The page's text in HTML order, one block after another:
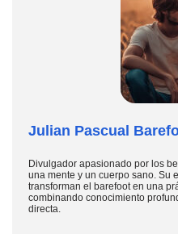
Julian Pascual
Divulgador apasionado por los
una mente y un cuerpo sano. Su
transforman el barefoot en una
combinando conocimiento
directa.